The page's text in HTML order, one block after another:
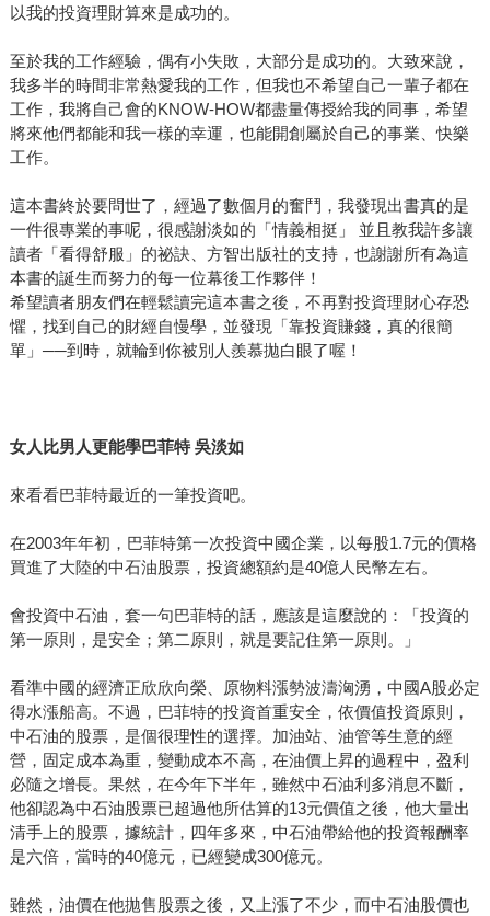
以我的投資理財算來是成功的。
至於我的工作經驗，偶有小失敗，大部分是成功的。大致來說，
我多半的時間非常熱愛我的工作，但我也不希望自己一輩子都在
工作，我將自己會的KNOW-HOW都盡量傳授給我的同事，希望
將來他們都能和我一樣的幸運，也能開創屬於自己的事業、快樂
工作。
這本書終於要問世了，經過了數個月的奮鬥，我發現出書真的是
一件很專業的事呢，很感謝淡如的「情義相挺」 並且教我許多讓
讀者「看得舒服」的祕訣、方智出版社的支持，也謝謝所有為這
本書的誕生而努力的每一位幕後工作夥伴！
希望讀者朋友們在輕鬆讀完這本書之後，不再對投資理財心存恐
懼，找到自己的財經自慢學，並發現「靠投資賺錢，真的很簡
單」──到時，就輪到你被別人羨慕拋白眼了喔！
女人比男人更能學巴菲特 吳淡如
來看看巴菲特最近的一筆投資吧。
在2003年年初，巴菲特第一次投資中國企業，以每股1.7元的價格
買進了大陸的中石油股票，投資總額約是40億人民幣左右。
會投資中石油，套一句巴菲特的話，應該是這麼說的：「投資的
第一原則，是安全；第二原則，就是要記住第一原則。」
看準中國的經濟正欣欣向榮、原物料漲勢波濤洶湧，中國A股必定
得水漲船高。不過，巴菲特的投資首重安全，依價值投資原則，
中石油的股票，是個很理性的選擇。加油站、油管等生意的經
營，固定成本為重，變動成本不高，在油價上昇的過程中，盈利
必隨之增長。果然，在今年下半年，雖然中石油利多消息不斷，
他卻認為中石油股票已超過他所估算的13元價值之後，他大量出
清手上的股票，據統計，四年多來，中石油帶給他的投資報酬率
是六倍，當時的40億元，已經變成300億元。
雖然，油價在他拋售股票之後，又上漲了不少，而中石油股價也